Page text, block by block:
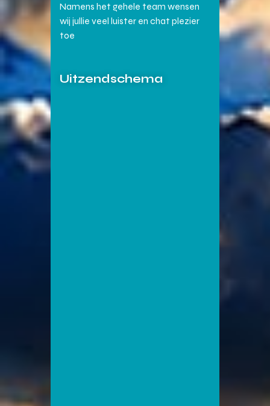
Namens het gehele team wensen
wij jullie veel luister en chat plezier
toe
Uitzendschema